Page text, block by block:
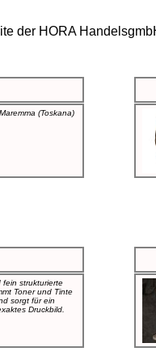
der HORA
(Toskana)
fein strukturierte
Toner und Tinte
sorgt für ein
Druckbild.